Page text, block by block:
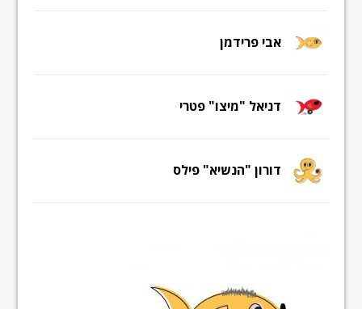
אבי פרידמן
דניאל "מיצו" פטרי
דורון "הנשיא" פילס